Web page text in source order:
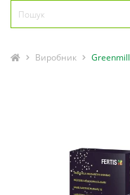
Виробник Greenmill